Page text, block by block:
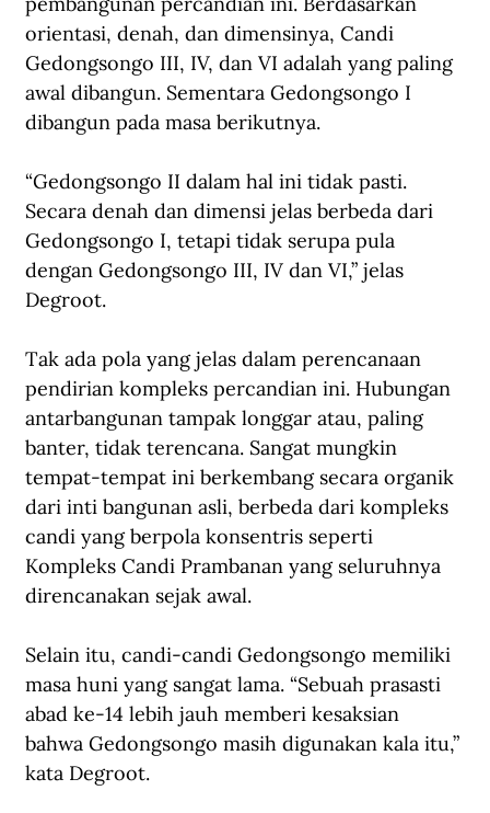
orientasi, denah, dan dimensinya, Candi
Gedongsongo III, IV, dan VI adalah yang paling
awal dibangun. Sementara Gedongsongo I
dibangun pada masa berikutnya.
“Gedongsongo II dalam hal ini tidak pasti.
Secara denah dan dimensi jelas berbeda dari
Gedongsongo I, tetapi tidak serupa pula
dengan Gedongsongo III, IV dan VI,” jelas
Degroot.
Tak ada pola yang jelas dalam perencanaan
pendirian kompleks percandian ini. Hubungan
antarbangunan tampak longgar atau, paling
banter, tidak terencana. Sangat mungkin
tempat-tempat ini berkembang secara organik
dari inti bangunan asli, berbeda dari kompleks
candi yang berpola konsentris seperti
Kompleks Candi Prambanan yang seluruhnya
direncanakan sejak awal.
Selain itu, candi-candi Gedongsongo memiliki
masa huni yang sangat lama. “Sebuah prasasti
abad ke-14 lebih jauh memberi kesaksian
bahwa Gedongsongo masih digunakan kala itu,”
kata Degroot.